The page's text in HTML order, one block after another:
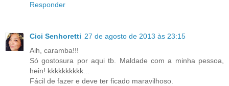
Responder
Cici Senhoretti 27 de agosto de 2013 às 23:15
Aih, caramba!!!
Só gostosura por aqui tb. Maldade com a minha pessoa,
hein! kkkkkkkkkk...
Fácil de fazer e deve ter ficado maravilhoso.